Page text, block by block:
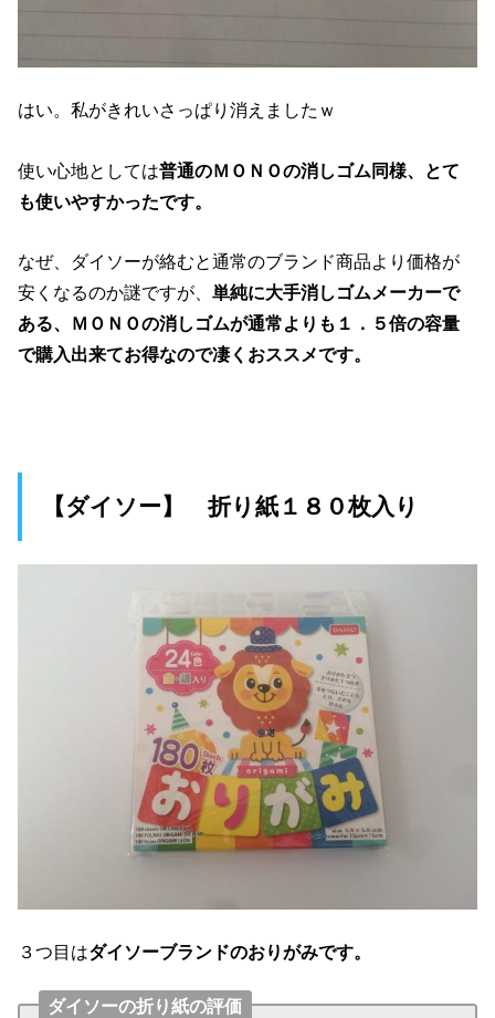
はい。私がきれいさっぱり消えましたｗ
使い心地としては普通のＭＯＮＯの消しゴム同様、とて
も使いやすかったです。
なぜ、ダイソーが絡むと通常のブランド商品より価格が
安くなるのか謎ですが、単純に大手消しゴムメーカーで
ある、ＭＯＮＯの消しゴムが通常よりも１．５倍の容量
で購入出来てお得なので凄くおススメです。
【ダイソー】 折り紙１８０枚入り
３つ目はダイソーブランドのおりがみです。
ダイソーの折り紙の評価